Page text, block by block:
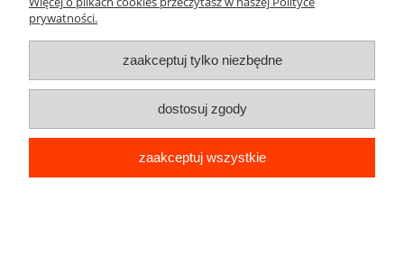
prywatności.
zaakceptuj tylko niezbędne
dostosuj zgody
zaakceptuj wszystkie